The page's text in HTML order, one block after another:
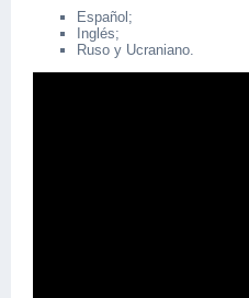
Español;
Inglés;
Ruso y Ucraniano.